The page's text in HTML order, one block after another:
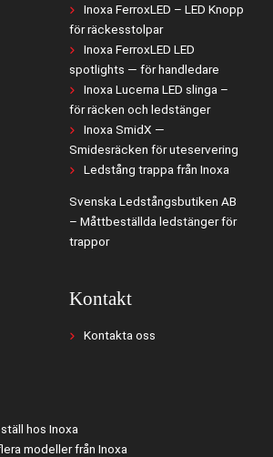
Inoxa FerroxLED – LED Knopp
för räckesstolpar
Inoxa FerroxLED LED
spotlights — för handledare
Inoxa Lucerna LED slinga –
för räcken och ledstänger
Inoxa SmidX —
Smidesräcken för uteservering
Ledstång trappa från Inoxa
Svenska Ledstångsbutiken AB
– Måttbeställda ledstänger för
trappor
Kontakt
Kontakta oss
hos Inoxa
modeller från Inoxa